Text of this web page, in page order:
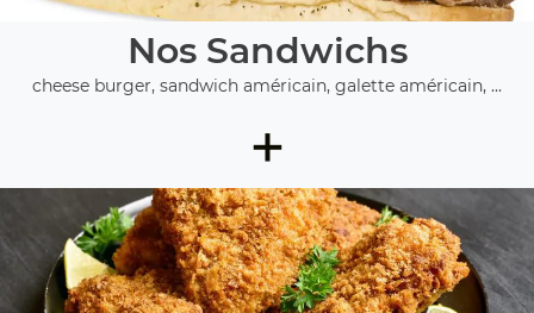
Nos Sandwichs
cheese burger, sandwich américain, galette américain, ...
+